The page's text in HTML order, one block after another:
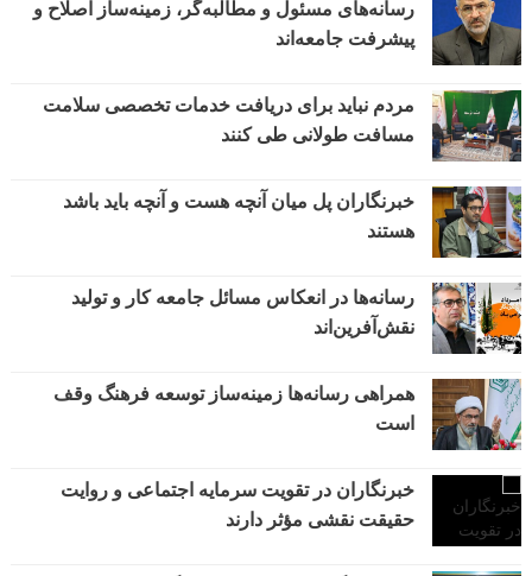
رسانه‌های مسئول و مطالبه‌گر، زمینه‌ساز اصلاح و
پیشرفت جامعه‌اند
مردم نباید برای دریافت خدمات تخصصی سلامت
مسافت طولانی طی کنند
خبرنگاران پل میان آنچه هست و آنچه باید باشد
هستند
رسانه‌ها در انعکاس مسائل جامعه کار و تولید
نقش‌آفرین‌اند
همراهی رسانه‌ها زمینه‌ساز توسعه فرهنگ وقف
است
خبرنگاران در تقویت سرمایه اجتماعی و روایت
حقیقت نقشی مؤثر دارند